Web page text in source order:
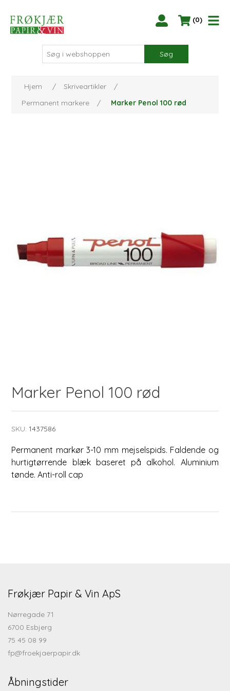
(0)
Søg
Hjem / Skriveartikler
/
Permanent markere
/ Marker Penol 100 rød
Marker Penol 100 rød
SKU: 1437586
Permanent markør 3-10 mm mejselspids. Faldende og
hurtigtørrende blæk baseret på alkohol. Aluminium
tønde. Anti-roll cap
Frøkjær Papir & Vin ApS
Nørregade 71
6700 Esbjerg
75 45 08 99
fp@froekjaerpapir.dk
Åbningstider